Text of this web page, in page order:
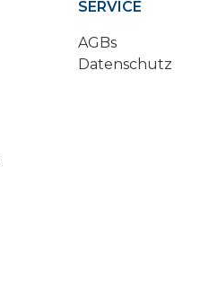
SERVICE
AGBs
Datenschutz